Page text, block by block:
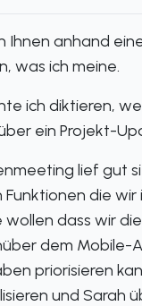
Ihnen anhand
was ich meine.
ich diktieren,
ein Projekt-
lief gut
Funktionen die
wollen dass wir
dem Mobile-
priorisieren
und Sarah